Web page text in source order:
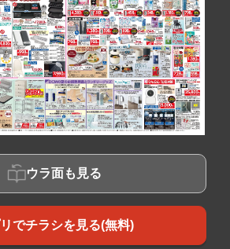
ウラ面も見る
でチラシを見る(無料)